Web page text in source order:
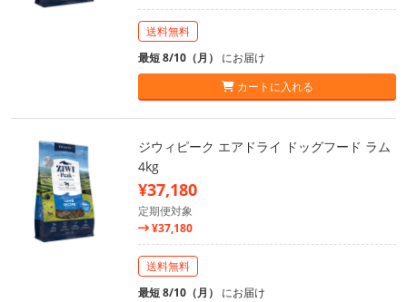
送料無料
最短 8/10（月） にお届け
カートに入れる
ジウィピーク エアドライ ドッグフード ラム
4kg
¥37,180
定期便対象
¥37,180
送料無料
最短 8/10（月） にお届け